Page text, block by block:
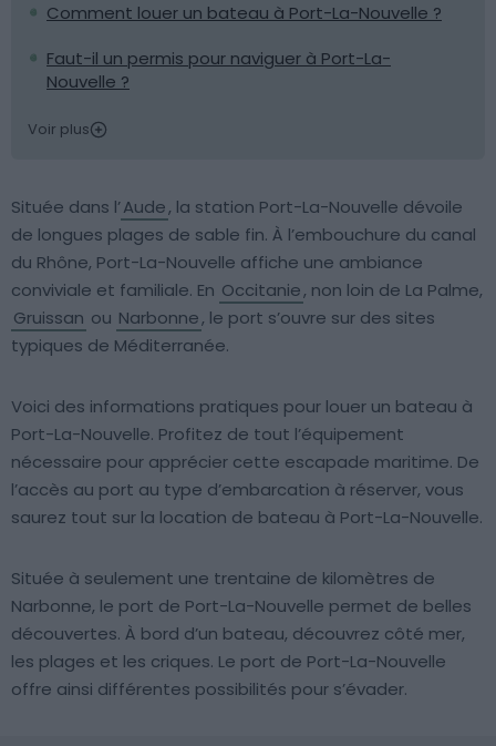
Comment louer un bateau à Port-La-Nouvelle ?
Faut-il un permis pour naviguer à Port-La-
Nouvelle ?
Voir plus
Située dans l’Aude, la station Port-La-Nouvelle dévoile
de longues plages de sable fin. À l’embouchure du canal
du Rhône, Port-La-Nouvelle affiche une ambiance
conviviale et familiale. En Occitanie, non loin de La Palme,
Gruissan ou Narbonne, le port s’ouvre sur des sites
typiques de Méditerranée.
Voici des informations pratiques pour louer un bateau à
Port-La-Nouvelle. Profitez de tout l’équipement
nécessaire pour apprécier cette escapade maritime. De
l’accès au port au type d’embarcation à réserver, vous
saurez tout sur la location de bateau à Port-La-Nouvelle.
Située à seulement une trentaine de kilomètres de
Narbonne, le port de Port-La-Nouvelle permet de belles
découvertes. À bord d’un bateau, découvrez côté mer,
les plages et les criques. Le port de Port-La-Nouvelle
offre ainsi différentes possibilités pour s’évader.